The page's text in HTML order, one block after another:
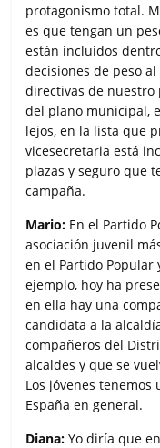
protagonismo total.
es que tengan un
están incluidos
decisiones de peso
directivas de nuestro
del plano municipal,
lejos, en la lista que
vicesecretaria está
plazas y seguro que
campaña.
Mario: En el Partido
asociación juvenil
en el Partido Popular
ejemplo, hoy ha
en ella hay una
candidata a la
compañeros del
alcaldes y que se
Los jóvenes
España en general.
Diana: Yo diría que